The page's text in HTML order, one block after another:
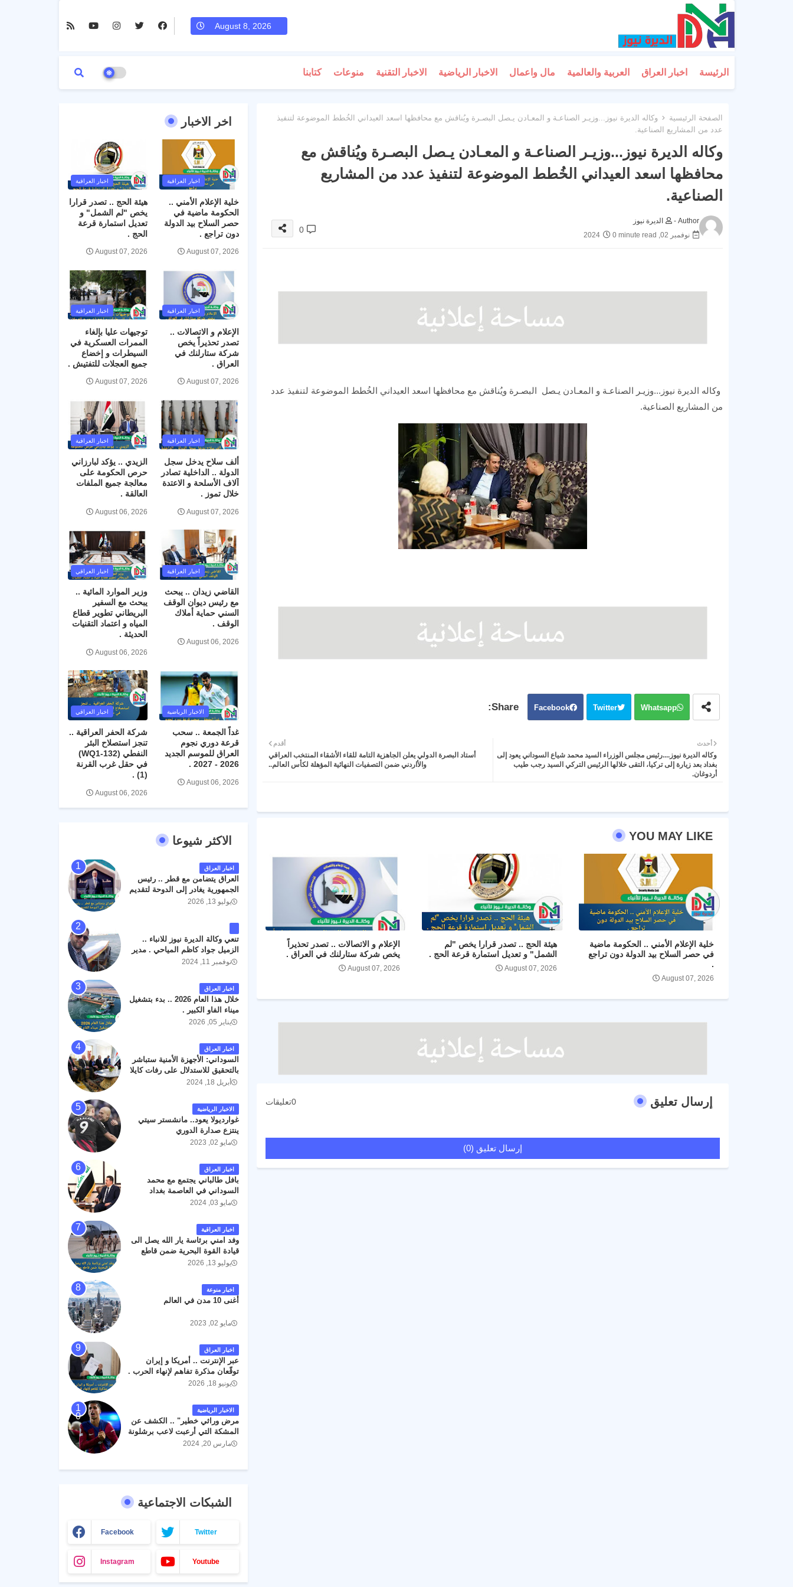
August 8, 2026
الرئيسة اخبار العراق العربية والعالمية مال واعمال الاخبار الرياضية الاخبار التقنية منوعات كتابنا
الصفحة الرئيسية
وكاله الديرة نيوز...وزيـر الصناعـة و المعـادن يـصل البصـرة ويُناقش مع محافظها اسعد العيداني الخُطط الموضوعة لتنفيذ
عدد من المشاريع الصناعية.
وكاله الديرة نيوز...وزيـر الصناعـة و المعـادن يـصل البصـرة ويُناقش مع
محافظها اسعد العيداني الخُطط الموضوعة لتنفيذ عدد من المشاريع
الصناعية.
Author -
الديرة نيوز
نوفمبر 02, 2024
0 minute read
0
وكاله الديرة نيوز...وزيـر الصناعـة و المعـادن يـصل البصـرة ويُناقش مع محافظها اسعد العيداني الخُطط الموضوعة لتنفيذ عدد
من المشاريع الصناعية.
Facebook Twitter Whatsapp
أحدث
وكاله الديرة نيوز....رئيس مجلس الوزراء السيد محمد شياع السوداني يعود إلى
بغداد بعد زيارة إلى تركيا، التقى خلالها الرئيس التركي السيد رجب طيب
أردوغان.
أقدم
أستاد البصرة الدولي يعلن الجاهزية التامة للقاء الأشقاء المنتخب العراقي
والأاردني ضمن التصفيات النهائية المؤهلة لكأس العالم..
YOU MAY LIKE
خلية الإعلام الأمني .. الحكومة ماضية
في حصر السلاح بيد الدولة دون تراجع
.
August 07, 2026
هيئة الحج .. تصدر قرارا يخص "لم
الشمل" و تعديل استمارة قرعة الحج .
August 07, 2026
الإعلام و الاتصالات .. تصدر تحذيراً
يخص شركة ستارلنك في العراق .
August 07, 2026
إرسال تعليق 0تعليقات
إرسال تعليق (0)
اخر الاخبار
اخبار العراقية
خلية الإعلام الأمني ..
الحكومة ماضية في
حصر السلاح بيد الدولة
دون تراجع .
August 07, 2026
اخبار العراقية
هيئة الحج .. تصدر قرارا
يخص "لم الشمل" و
تعديل استمارة قرعة
الحج .
August 07, 2026
اخبار العراقية
الإعلام و الاتصالات ..
تصدر تحذيراً يخص
شركة ستارلنك في
العراق .
August 07, 2026
اخبار العراقية
توجيهات عليا بإلغاء
الممرات العسكرية في
السيطرات و إخضاع
جميع العجلات للتفتيش .
August 07, 2026
اخبار العراقية
ألف سلاح يدخل سجل
الدولة .. الداخلية تصادر
آلاف الأسلحة و الاعتدة
خلال تموز .
August 07, 2026
اخبار العراقية
الزيدي .. يؤكد لبارزاني
حرص الحكومة على
معالجة جميع الملفات
العالقة .
August 06, 2026
اخبار العراقية
القاضي زيدان .. يبحث
مع رئيس ديوان الوقف
السني حماية أملاك
الوقف .
August 06, 2026
اخبار العراقي
وزير الموارد المائية ..
يبحث مع السفير
البريطاني تطوير قطاع
المياه و اعتماد التقنيات
الحديثة .
August 06, 2026
الاخبار الرياضية
غداً الجمعة .. سحب
قرعة دوري نجوم
العراق للموسم الجديد
2026 - 2027 .
August 06, 2026
اخبار العراقي
شركة الحفر العراقية ..
تنجز استصلاح البئر
النفطي (WQ1-132)
في حقل غرب القرنة
(1) .
August 06, 2026
الاكثر شيوعا
اخبار العراق
العراق يتضامن مع قطر .. رئيس
الجمهورية يغادر إلى الدوحة لتقديم
واجب العزاء .
يوليو 13, 2026
تنعي وكالة الديرة نيوز للانباء ..
الزميل جواد كاظم المياحي . مدير
الخطوط الجوية العراقية السابق
البصرة الدولي اليوم الاثنين على
الطريق المؤدي من البوابة
الرئيسة الى صالة المسافرين .
حيث كان سبب الحادث يعود
لتصادم عجلته مع عجلة نوع كيا بنكو
مطار البصرة الدولي . سائلين الله
عز وجل ان يتغمد الفقيد بواسع
رحمته ، و انا لله وانا اليه راجعون .
نوفمبر 11, 2024
اخبار العراق
خلال هذا العام 2026 .. بدء بتشغيل
ميناء الفاو الكبير .
يناير 05, 2026
اخبار العراق
السوداني: الأجهزة الأمنية ستباشر
بالتحقيق للاستدلال على رفات كايلا
مولرأبريل 18, 2024
الاخبار الرياضية
غوارديولا يعود.. مانشستر سيتي
ينتزع صدارة الدوري
مايو 02, 2023
اخبار العراق
بافل طالباني يجتمع مع محمد
السوداني في العاصمة بغداد
مايو 03, 2024
اخبار العراقية
وفد امني برئاسة يار الله يصل الى
قيادة القوة البحرية ضمن قاطع
عمليات البصرة .
يوليو 13, 2026
اخبار منوعة
أغنى 10 مدن في العالم
مايو 02, 2023
اخبار العراق
عبر الإنترنت .. أمريكا و إيران
توقّعان مذكرة تفاهم لإنهاء الحرب .
يونيو 18, 2026
الاخبار الرياضية
مرض وراثي خطير" .. الكشف عن
المشكة التي أرعبت لاعب برشلونة
جواو كانسيلو
مارس 20, 2024
الشبكات الاجتماعية
Facebook Twitter
Instagram Youtube